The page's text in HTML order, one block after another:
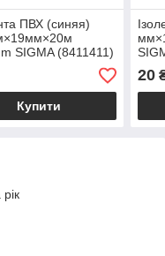
ПВХ (синяя)
SIGMA (8411411)
Купити
20